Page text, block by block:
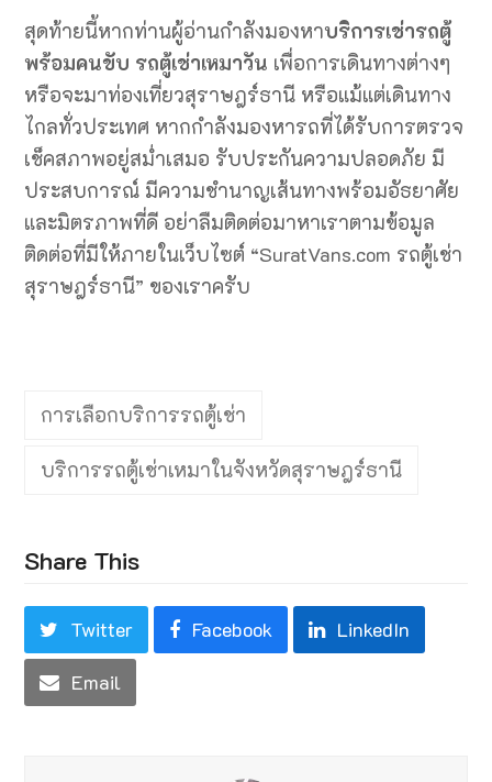
สุดท้ายนี้หากท่านผู้อ่านกำลังมองหาบริการเช่ารถตู้
พร้อมคนขับ รถตู้เช่าเหมาวัน เพื่อการเดินทางต่างๆ
หรือจะมาท่องเที่ยวสุราษฎร์ธานี หรือแม้แต่เดินทาง
ไกลทั่วประเทศ หากกำลังมองหารถที่ได้รับการตรวจ
เช็คสภาพอยู่สม่ำเสมอ รับประกันความปลอดภัย มี
ประสบการณ์ มีความชำนาญเส้นทางพร้อมอัธยาศัย
และมิตรภาพที่ดี อย่าลืมติดต่อมาหาเราตามข้อมูล
ติดต่อที่มีให้ภายในเว็บไซต์ “SuratVans.com รถตู้เช่า
สุราษฎร์ธานี” ของเราครับ
การเลือกบริการรถตู้เช่า
บริการรถตู้เช่าเหมาในจังหวัดสุราษฎร์ธานี
Share This
Twitter Facebook
LinkedIn
Email